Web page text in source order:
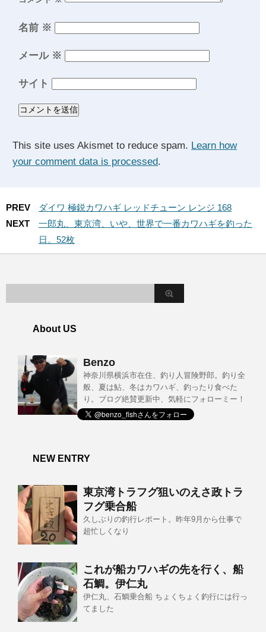
名前 ※
メール ※
サイト
This site uses Akismet to reduce spam. Learn how
your comment data is processed.
PREV
ダイワ 極鋭カワハギ レッドチューン レンジ 168
NEXT
一郎丸、東京湾、いや、世界で一番カワハギを釣った
日。52枚
About US
Benzo
神奈川県横浜市在住、釣り人冒険野郎。釣り全
般、夏は鮎、冬はカワハギ、釣ったり食べた
り。ブログ絶賛更新中、気軽にフォローミー！
NEW ENTRY
東京湾トラフグ狙いのえさ政トラ
フグ乗合船
久しぶりの釣行レポート。昨年9月から仕事で
超忙しくなり
これが船カワハギの先を行く、船
石鯛。伊仁丸
伊仁丸、石鯛乗合船 ちょくちょく釣行には行っ
てました